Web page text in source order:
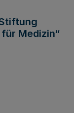
Medizin“